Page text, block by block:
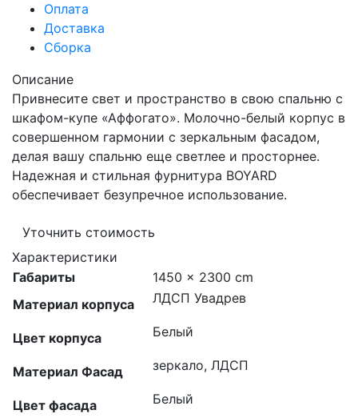
Оплата
Доставка
Сборка
Описание
Привнесите свет и пространство в свою спальню с
шкафом-купе «Аффогато». Молочно-белый корпус в
совершенном гармонии с зеркальным фасадом,
делая вашу спальню еще светлее и просторнее.
Надежная и стильная фурнитура BOYARD
обеспечивает безупречное использование.
Уточнить стоимость
Характеристики
Габариты
1450 × 2300 cm
Материал корпуса
ЛДСП Увадрев
Цвет корпуса Белый
Материал Фасад зеркало, ЛДСП
Цвет фасада Белый